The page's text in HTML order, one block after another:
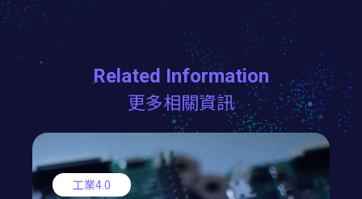
Related Information
更多相關資訊
工業4.0